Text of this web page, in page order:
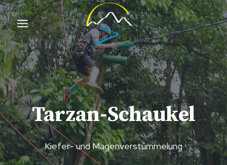
Zum
Inhalt
springen
Tarzan-Schaukel
Kiefer- und Magenverstümmelung